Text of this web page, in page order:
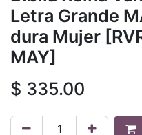
Letra Grande
dura Mujer
MAY]
$ 335.00